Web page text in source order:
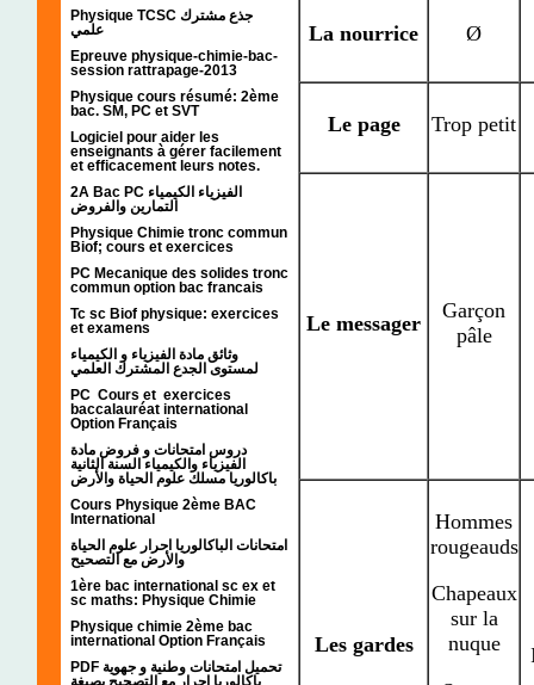
Physique TCSC جذع مشترك
علمي
Epreuve physique-chimie-bac-
session rattrapage-2013
Physique cours résumé: 2ème
bac. SM, PC et SVT
Logiciel pour aider les
enseignants à gérer facilement
et efficacement leurs notes.
2A Bac PC الفيزياء الكيمياء
التمارين والفروض
Physique Chimie tronc commun
Biof; cours et exercices
PC Mecanique des solides tronc
commun option bac francais
Tc sc Biof physique: exercices
et examens
وثائق مادة الفيزياء و الكيمياء
PC Cours et exercices
baccalauréat international
Option Français
دروس امتحانات و فروض مادة
الفيزياء والكيمياء السنة الثانية
باكالوريا مسلك علوم الحياة والأرض
Cours Physique 2ème BAC
International
امتحانات الباكالوريا احرار علوم الحياة
والأرض مع التصحيح
1ère bac international sc ex et
sc maths: Physique Chimie
Physique chimie 2ème bac
international Option Français
PDF تحميل امتحانات وطنية و جهوية
باكالوريا احرار مع التصحيح بصيغة
La nourrice Ø
Le page Trop petit
Le messager
Garçon
pâle
Les gardes
Hommes
rougeauds
Chapeaux
sur la
nuque